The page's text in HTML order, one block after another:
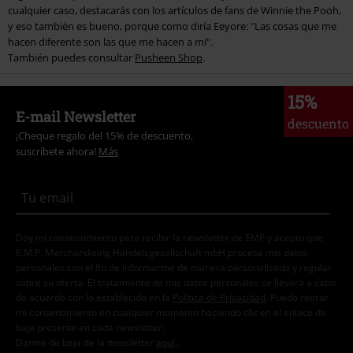
cualquier caso, destacarás con los artículos de fans de Winnie the Pooh,
y eso también es bueno, porque como diría Eeyore: "Las cosas que me
hacen diferente son las que me hacen a mí".
También puedes consultar Pusheen Shop.
15%
descuento
E-mail Newsletter
¡Cheque regalo del 15% de descuento,
suscríbete ahora! Más
Doy mi consentimiento para recibir la newsletter de EMP y acepto que
E.M.P. Merchandising Handelsgesellschaft mbH procese mis datos
personales con el fin de informarme de manera personalizada y regular
sobre su oferta. El tratamiento de mis datos personales se llevará a cabo
de acuerdo con lo establecido en la
Política de Privacidad . Puedo retirar
mi consentimiento en cualquier momento haciendo clic en el enlace de
baja presente en cada newsletter.
Darme de baja de la newsletter
aquí